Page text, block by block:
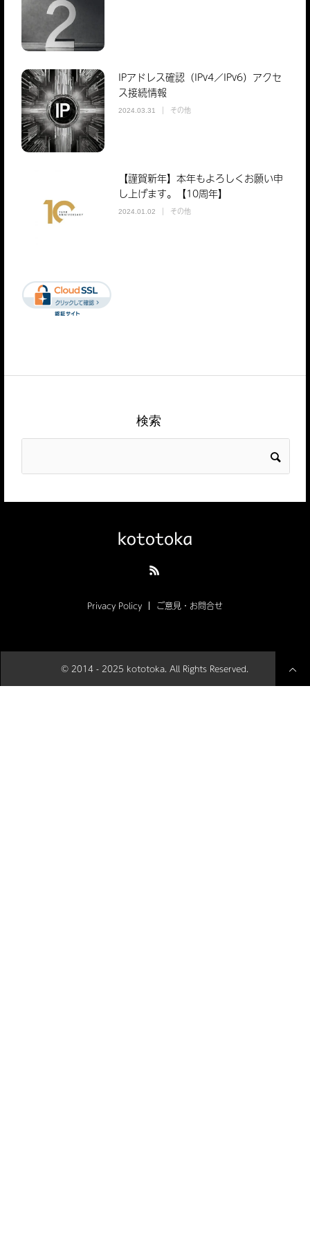
IPアドレス確認（IPv4／IPv6）アクセ
ス接続情報
2024.03.31 その他
【謹賀新年】本年もよろしくお願い申
し上げます。【10周年】
2024.01.02 その他
検索
Privacy Policy ご意見・お問合せ
© 2014 - 2025 kototoka. All Rights Reserved.